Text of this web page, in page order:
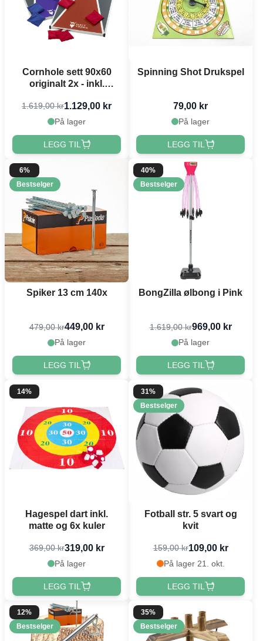
Cornhole sett 90x60
originalt 2x - inkl.
PartyVikings
1.619,00 kr1.129,00 kr
På lager
LEGG TIL
Spinning Shot Drukspel
79,00 kr
På lager
LEGG TIL
6%
Bestselger
Spiker 13 cm 140x
479,00 kr449,00 kr
På lager
LEGG TIL
40%
Bestselger
BongZilla ølbong i Pink
1.619,00 kr969,00 kr
På lager
LEGG TIL
14%
Hagespel dart inkl.
matte og 6x kuler
369,00 kr319,00 kr
På lager
LEGG TIL
31%
Bestselger
Fotball str. 5 svart og
kvit
159,00 kr109,00 kr
På lager 21. okt.
LEGG TIL
12%
Bestselger
35%
Bestselger